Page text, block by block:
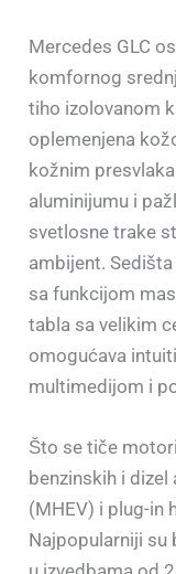
Mercedes GLC
komfornog
tiho izolovanom
oplemenjena
kožnim
aluminijumu i
svetlosne trake
ambijent.
sa funkcijom
tabla sa velikim
omogućava
multimedijom i
Što se tiče
benzinskih i
(MHEV) i plug-in
Najpopularniji su